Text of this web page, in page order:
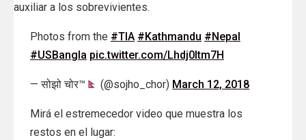
auxiliar a los sobrevivientes.
Photos from the #TIA #Kathmandu #Nepal
#USBangla pic.twitter.com/Lhdj0Itm7H
— सोझो चोर™ (@sojho_chor) March 12, 2018
Mirá el estremecedor video que muestra los
restos en el lugar: